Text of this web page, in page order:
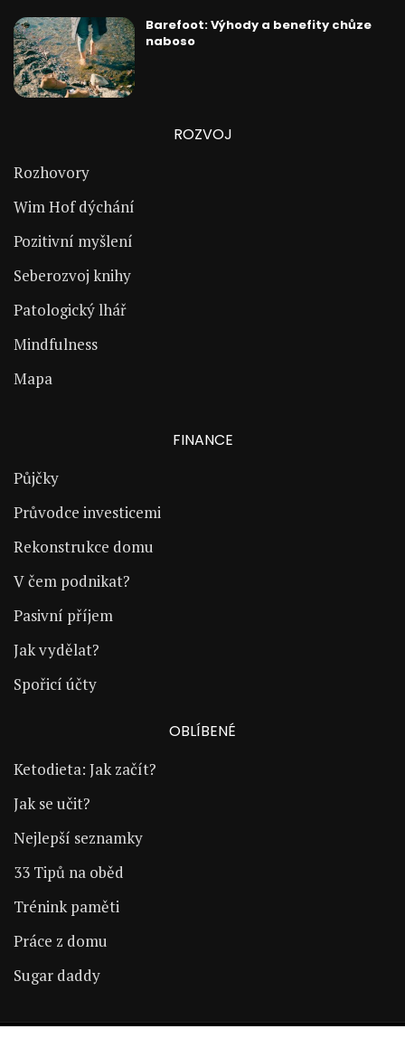
Barefoot: Výhody a benefity chůze
naboso
ROZVOJ
Rozhovory
Wim Hof dýchání
Pozitivní myšlení
Seberozvoj knihy
Patologický lhář
Mindfulness
Mapa
FINANCE
Půjčky
Průvodce investicemi
Rekonstrukce domu
V čem podnikat?
Pasivní příjem
Jak vydělat?
Spořicí účty
OBLÍBENÉ
Ketodieta: Jak začít?
Jak se učit?
Nejlepší seznamky
33 Tipů na oběd
Trénink paměti
Práce z domu
Sugar daddy